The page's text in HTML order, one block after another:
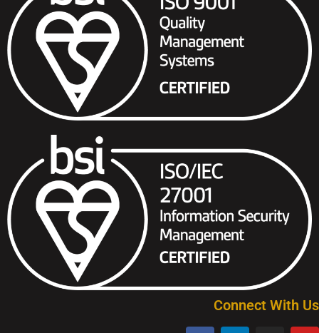
Connect With Us